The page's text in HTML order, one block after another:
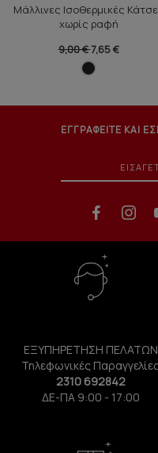
Μάλλινες Ισοθερμικές
χωρίς ραφή
9,00 €7,65 €
ΕΓΓΡΑΦΕΙΤΕ ΚΑΙ
ΕΞΥΠΗΡΕΤΗΣΗ ΠΕΛΑΤΩΝ
Τηλεφωνικές
2310 692842
ΔΕ-ΠΑ 9:00 - 17:00